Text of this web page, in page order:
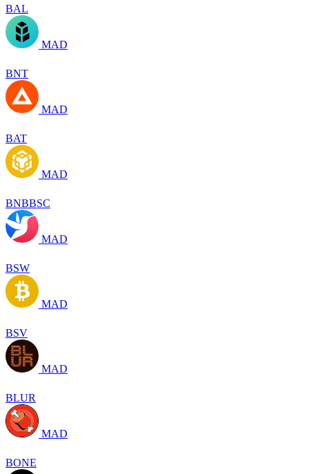
BAL
MAD
BNT
MAD
BAT
MAD
BNBBSC
MAD
BSW
MAD
BSV
MAD
BLUR
MAD
BONE